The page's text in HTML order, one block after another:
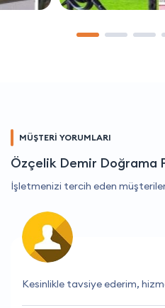
MÜŞTERİ YORUMLARI
Özçelik Demir Doğrama
İşletmenizi tercih eden
En iyi hizmete sahip firma.